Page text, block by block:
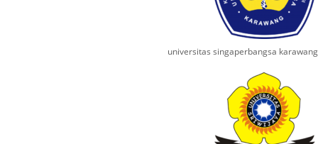
universitas singaperbangsa karawang